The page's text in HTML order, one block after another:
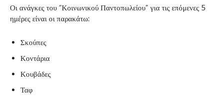
Οι ανάγκες του “Κοινωνικού Παντοπωλείου” για τις επόμενες 5
ημέρες είναι οι παρακάτω:
Σκούπες
Κοντάρια
Κουβάδες
Ταφ